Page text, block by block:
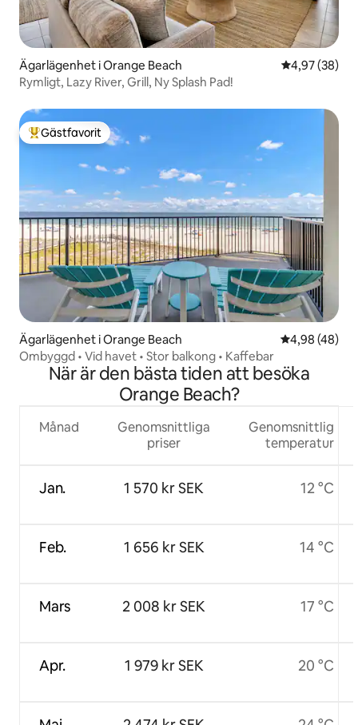
Ägarlägenhet i Orange Beach 4,97 av 5 i
4,97 (38)
Rymligt, Lazy River, Grill, Ny Splash Pad!
Populär gästfavorit
Gästfavorit
Ägarlägenhet i Orange Beach 4,98 av 5 i
4,98 (48)
Ombyggd • Vid havet • Stor balkong • Kaffebar
När är den bästa tiden att besöka
Orange Beach?
Månad
Jan.
Feb.
Mars
Apr.
Genomsnittliga
priser
1 570 kr SEK
1 656 kr SEK
2 008 kr SEK
1 979 kr SEK
Genomsnittlig
temperatur
12 °C
14 °C
17 °C
20 °C